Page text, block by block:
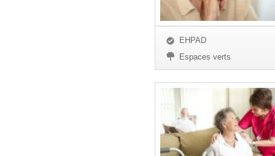
EHPAD
Espaces verts